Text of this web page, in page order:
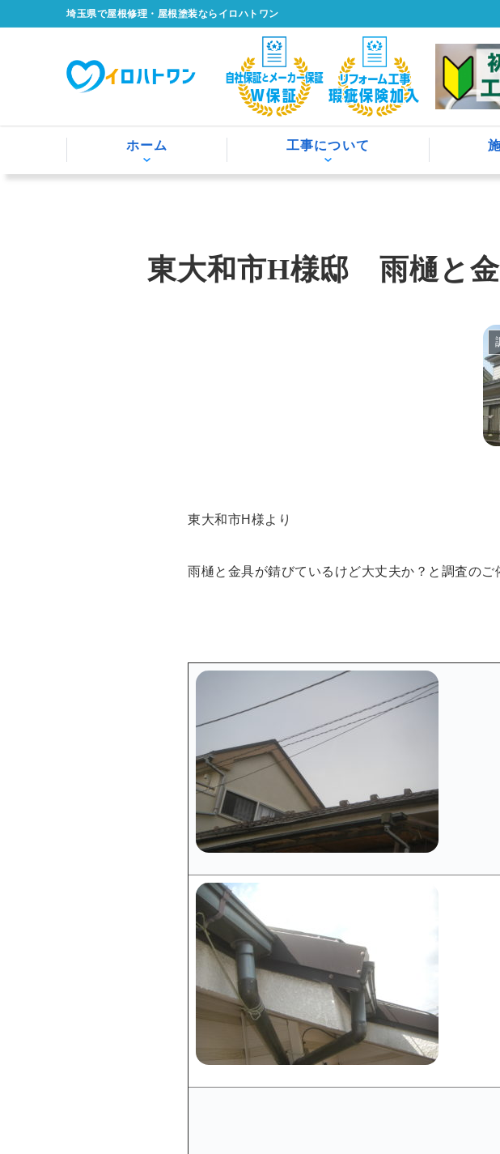
埼玉県で屋根修理・屋根塗装ならイロハトワン
ホーム 工事について
東大和市H様邸 雨樋と
東大和市H様より
雨樋と金具が錆びているけど大丈夫か？と調査のご